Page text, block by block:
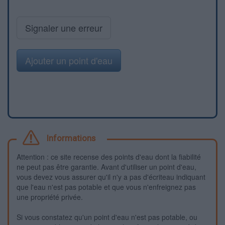
Signaler une erreur
Ajouter un point d'eau
Informations
Attention : ce site recense des points d'eau dont la fiabilité
ne peut pas être garantie. Avant d'utiliser un point d'eau,
vous devez vous assurer qu'il n'y a pas d'écriteau indiquant
que l'eau n'est pas potable et que vous n'enfreignez pas
une propriété privée.
Si vous constatez qu'un point d'eau n'est pas potable, ou